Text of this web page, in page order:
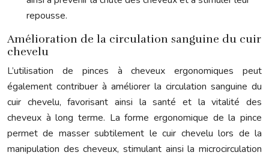
repousse.
Amélioration de la circulation sanguine du cuir
chevelu
L’utilisation de pinces à cheveux ergonomiques peut
également contribuer à améliorer la circulation sanguine du
cuir chevelu, favorisant ainsi la santé et la vitalité des
cheveux à long terme. La forme ergonomique de la pince
permet de masser subtilement le cuir chevelu lors de la
manipulation des cheveux, stimulant ainsi la microcirculation